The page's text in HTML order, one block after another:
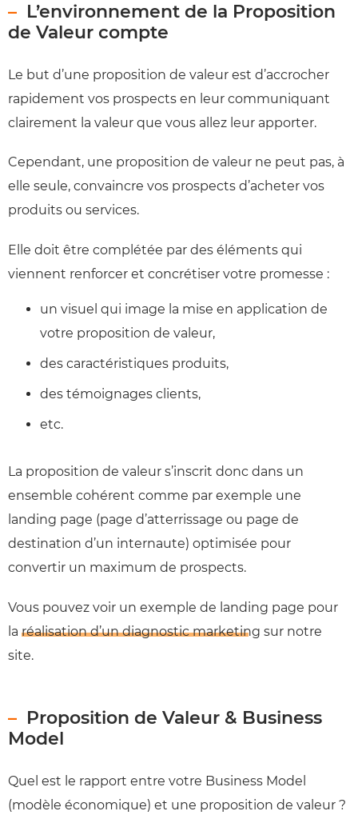
L’environnement de la Proposition
de Valeur compte
Le but d’une proposition de valeur est d’accrocher
rapidement vos prospects en leur communiquant
clairement la valeur que vous allez leur apporter.
Cependant, une proposition de valeur ne peut pas, à
elle seule, convaincre vos prospects d’acheter vos
produits ou services.
Elle doit être complétée par des éléments qui
viennent renforcer et concrétiser votre promesse :
un visuel qui image la mise en application de
votre proposition de valeur,
des caractéristiques produits,
des témoignages clients,
etc.
La proposition de valeur s’inscrit donc dans un
ensemble cohérent comme par exemple une
landing page (page d’atterrissage ou page de
destination d’un internaute) optimisée pour
convertir un maximum de prospects.
Vous pouvez voir un exemple de landing page pour
la réalisation d’un diagnostic marketing sur notre
site.
Proposition de Valeur & Business
Model
Quel est le rapport entre votre Business Model
(modèle économique) et une proposition de valeur ?